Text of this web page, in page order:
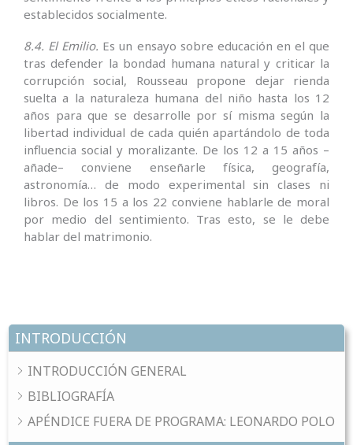
INTRODUCCIÓN
INTRODUCCIÓN GENERAL
BIBLIOGRAFÍA
APÉNDICE FUERA DE PROGRAMA: LEONARDO POLO
establecidos socialmente.
8.4. El Emilio. Es un ensayo sobre educación en el que
tras defender la bondad humana natural y criticar la
corrupción social, Rousseau propone dejar rienda
suelta a la naturaleza humana del niño hasta los 12
años para que se desarrolle por sí misma según la
libertad individual de cada quién apartándolo de toda
influencia social y moralizante. De los 12 a 15 años –
añade– conviene enseñarle física, geografía,
astronomía… de modo experimental sin clases ni
libros. De los 15 a los 22 conviene hablarle de moral
por medio del sentimiento. Tras esto, se le debe
hablar del matrimonio.